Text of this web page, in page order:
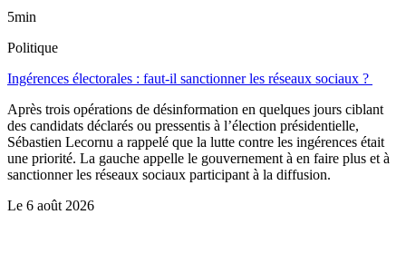
5min
Politique
Ingérences électorales : faut-il sanctionner les réseaux sociaux ?
Après trois opérations de désinformation en quelques jours ciblant
des candidats déclarés ou pressentis à l’élection présidentielle,
Sébastien Lecornu a rappelé que la lutte contre les ingérences était
une priorité. La gauche appelle le gouvernement à en faire plus et à
sanctionner les réseaux sociaux participant à la diffusion.
Le 6 août 2026